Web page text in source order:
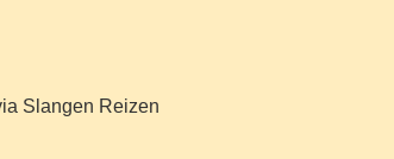
Slangen Reizen